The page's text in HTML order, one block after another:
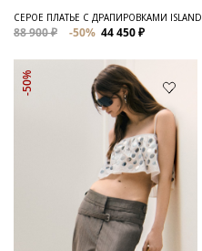
СЕРОЕ ПЛАТЬЕ С ДРАПИРОВКАМИ ISLAND
88 900 ₽ -50% 44 450 ₽
-50%